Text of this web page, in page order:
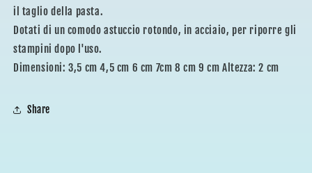
il taglio della pasta.
Dotati di un comodo astuccio rotondo, in acciaio, per riporre gli
stampini dopo l'uso.
Dimensioni: 3,5 cm 4,5 cm 6 cm 7cm 8 cm 9 cm Altezza: 2 cm
Share